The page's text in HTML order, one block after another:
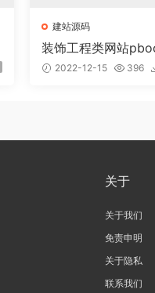
建站源码
装饰工程类网站
(自适应手机) 响应
2022-12-15 396
关于
关于我们
免责申明
关于隐私
联系我们